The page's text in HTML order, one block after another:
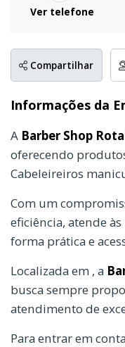
Ver telefone
Compartilhar
Informações da
A Barber Shop
oferecendo
Cabeleireiros
Com um
eficiência, atende
forma prática e
Localizada em , a
busca sempre
atendimento de
Para entrar em